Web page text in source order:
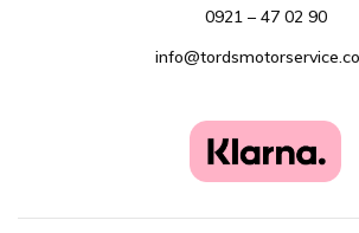
0921 – 47 02 90